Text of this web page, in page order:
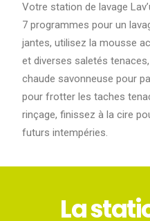
Votre station de lavage
7 programmes pour un
jantes, utilisez la mousse
et diverses saletés
chaude savonneuse pour
pour frotter les taches
rinçage, finissez à la cire
futurs intempéries.
La